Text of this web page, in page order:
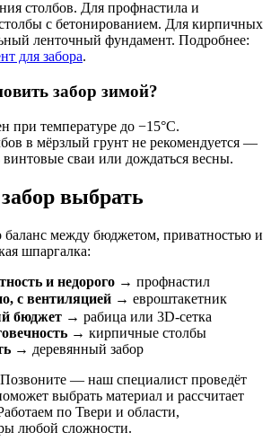
столбов. Для профнастила и
с бетонированием. Для кирпичных
ленточный фундамент. Подробнее:
для забора.
забор зимой?
при температуре до −15°C.
в мёрзлый грунт не рекомендуется —
винтовые сваи или дождаться весны.
выбрать
между бюджетом, приватностью и
шпаргалка:
и недорого → профнастил
с вентиляцией → евроштакетник
бюджет → рабица или 3D-сетка
→ кирпичные столбы
→ деревянный забор
— наш специалист проведёт
выбрать материал и рассчитает
по Твери и области,
любой сложности.